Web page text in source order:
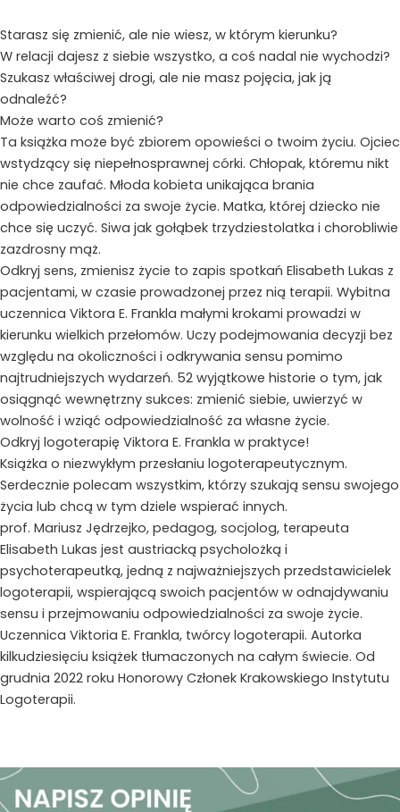
życie
Starasz się zmienić, ale nie wiesz, w którym kierunku?
W relacji dajesz z siebie wszystko, a coś nadal nie wychodzi?
Szukasz właściwej drogi, ale nie masz pojęcia, jak ją
odnaleźć?
Może warto coś zmienić?
Ta książka może być zbiorem opowieści o twoim życiu. Ojciec
wstydzący się niepełnosprawnej córki. Chłopak, któremu nikt
nie chce zaufać. Młoda kobieta unikająca brania
odpowiedzialności za swoje życie. Matka, której dziecko nie
chce się uczyć. Siwa jak gołąbek trzydziestolatka i chorobliwie
zazdrosny mąż.
Odkryj sens, zmienisz życie to zapis spotkań Elisabeth Lukas z
pacjentami, w czasie prowadzonej przez nią terapii. Wybitna
uczennica Viktora E. Frankla małymi krokami prowadzi w
kierunku wielkich przełomów. Uczy podejmowania decyzji bez
względu na okoliczności i odkrywania sensu pomimo
najtrudniejszych wydarzeń. 52 wyjątkowe historie o tym, jak
osiągnąć wewnętrzny sukces: zmienić siebie, uwierzyć w
wolność i wziąć odpowiedzialność za własne życie.
Odkryj logoterapię Viktora E. Frankla w praktyce!
Książka o niezwykłym przesłaniu logoterapeutycznym.
Serdecznie polecam wszystkim, którzy szukają sensu swojego
życia lub chcą w tym dziele wspierać innych.
prof. Mariusz Jędrzejko, pedagog, socjolog, terapeuta
Elisabeth Lukas jest austriacką psycholożką i
psychoterapeutką, jedną z najważniejszych przedstawicielek
logoterapii, wspierającą swoich pacjentów w odnajdywaniu
sensu i przejmowaniu odpowiedzialności za swoje życie.
Uczennica Viktoria E. Frankla, twórcy logoterapii. Autorka
kilkudziesięciu książek tłumaczonych na całym świecie. Od
grudnia 2022 roku Honorowy Członek Krakowskiego Instytutu
Logoterapii.